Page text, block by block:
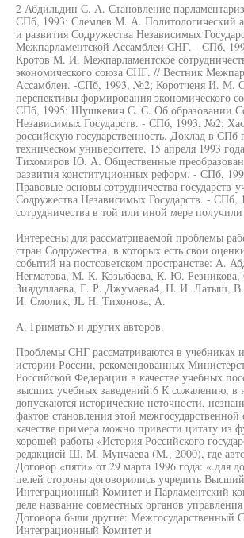
2 Абдильдин С. А. Становление
СПб, 1993; Слемлев М. А. Политологический
и развития Содружества Независимых
Межпарламентской Ассамблеи СНГ. - СПб,
Кротов М. И. Межпарламентское
экономического союза СНГ. // Вестник
Ассамблеи. -СПб, 1993, №2; Коротченя И. М.
перспективы формирования экономического
СПб, 1995; Шушкевич С. С. Об образовании
Независимых Государств. - СПб, 1993, №2;
российскую государственность. Доклад в СПб
техническом университете. 15 апреля 1993
Тихомиров Ю. А. Общественные
развития конституционных реформ. - СПб,
Правовые основы сотрудничества государств-
Содружества Независимых Государств. - СПб,
сотрудничества в той или иной мере
Интересны для рассматриваемой проблемы
стран Содружества, в которых есть свои
событий на постсоветском пространстве: А.
Негматова, М. К. Козыбаева, К. Ю.
Зиядуллаева, Г. Р. Джумаева4, Н. И. Латыш,
И. Смолик, JL Н. Тихонова, А.
A. Гримать5 и других авторов.
Проблемы СНГ рассматриваются в учебниках
истории России, рекомендованных
Российской Федерации в качестве учебных
высших учебных заведений.6 К сожалению, в
допускаются исторические неточности,
фактов становления этой
качестве примера можно привести цитату из
хорошей работы «История Российского
редакцией Ш. М. Мунчаева (М., 2000), где
Договор «пяти» от 29 марта 1996 года: «.для
целей стороны договорились учредить
Интеграционный Комитет и Парламентский
деле название совместных органов
Договора были другие: Межгосударственный
Интеграционный Комитет и